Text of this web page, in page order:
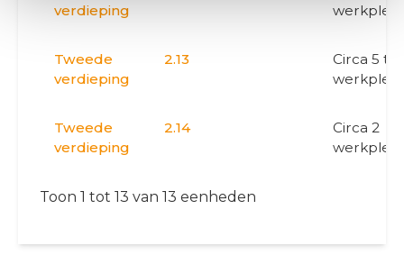
verdieping
Tweede
verdieping
2.13
Circa 5
Tweede
verdieping
2.14
Circa 2
Toon 1 tot 13 van 13 eenheden